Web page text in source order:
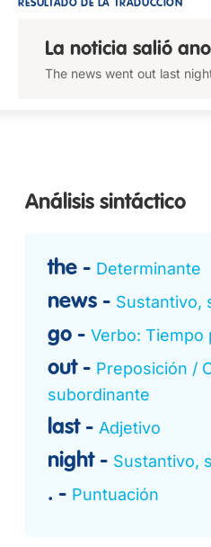
RESULTADO DE LA TRADUCCIÓN
La noticia salió
The news went out last
Análisis sintáctico
the Determinante
news Sustantivo,
go Verbo: Tiempo
out
Preposición /
subordinante
last Adjetivo
night Sustantivo,
. Puntuación